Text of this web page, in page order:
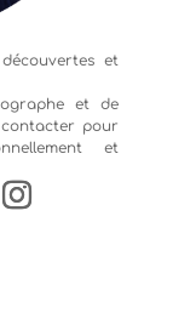
et
et de
contacter pour
et